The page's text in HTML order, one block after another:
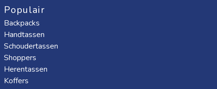
Populair
Backpacks
Handtassen
Schoudertassen
Shoppers
Herentassen
Koffers